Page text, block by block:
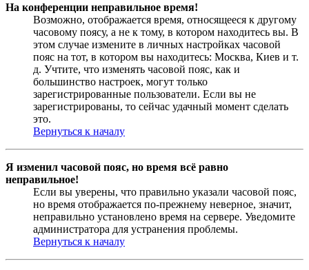
На конференции неправильное время!
Возможно, отображается время, относящееся к другому
часовому поясу, а не к тому, в котором находитесь вы. В
этом случае измените в личных настройках часовой
пояс на тот, в котором вы находитесь: Москва, Киев и т.
д. Учтите, что изменять часовой пояс, как и
большинство настроек, могут только
зарегистрированные пользователи. Если вы не
зарегистрированы, то сейчас удачный момент сделать
это.
Вернуться к началу
Я изменил часовой пояс, но время всё равно
неправильное!
Если вы уверены, что правильно указали часовой пояс,
но время отображается по-прежнему неверное, значит,
неправильно установлено время на сервере. Уведомите
администратора для устранения проблемы.
Вернуться к началу